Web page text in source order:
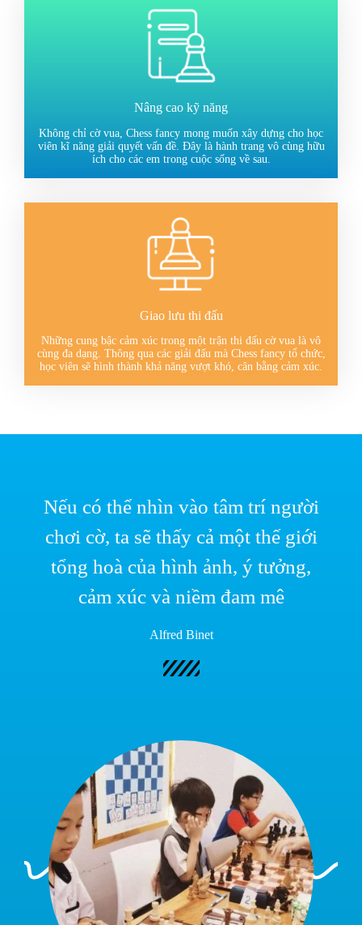
Nâng cao kỹ năng
Không chỉ cờ vua, Chess fancy mong muốn xây dựng cho học
viên kĩ năng giải quyết vấn đề. Đây là hành trang vô cùng hữu
ích cho các em trong cuộc sống về sau.
Giao lưu thi đấu
Những cung bậc cảm xúc trong một trận thi đấu cờ vua là vô
cùng đa dạng. Thông qua các giải đấu mà Chess fancy tổ chức,
học viên sẽ hình thành khả năng vượt khó, cân bằng cảm xúc.
Nếu có thể nhìn vào tâm trí người
chơi cờ, ta sẽ thấy cả một thế giới
tổng hoà của hình ảnh, ý tưởng,
cảm xúc và niềm đam mê
Alfred Binet